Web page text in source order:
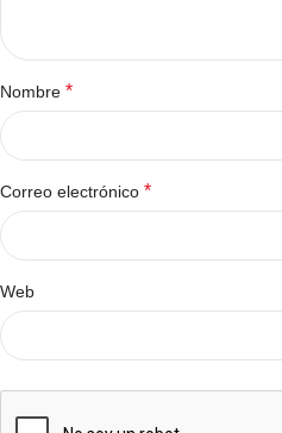
Nombre *
Correo electrónico *
Web